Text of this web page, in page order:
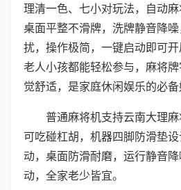
理清一色、七小对玩法，自动麻
桌面平整不滑牌，洗牌静音降
扰，操作极简，一键启动即可开
老人小孩都能轻松参与，麻将
觉舒适，是家庭休闲娱乐的必备
普通麻将机支持云南大理麻
可吃碰杠胡，机器四脚防滑垫
动，桌面防滑耐磨，运行静音
动，全家老少皆宜。